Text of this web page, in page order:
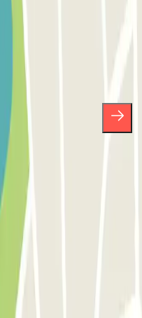
e saiba mais
e muitas outras
Privacidade para receber
qualquer obrigação,
quiser na mesma